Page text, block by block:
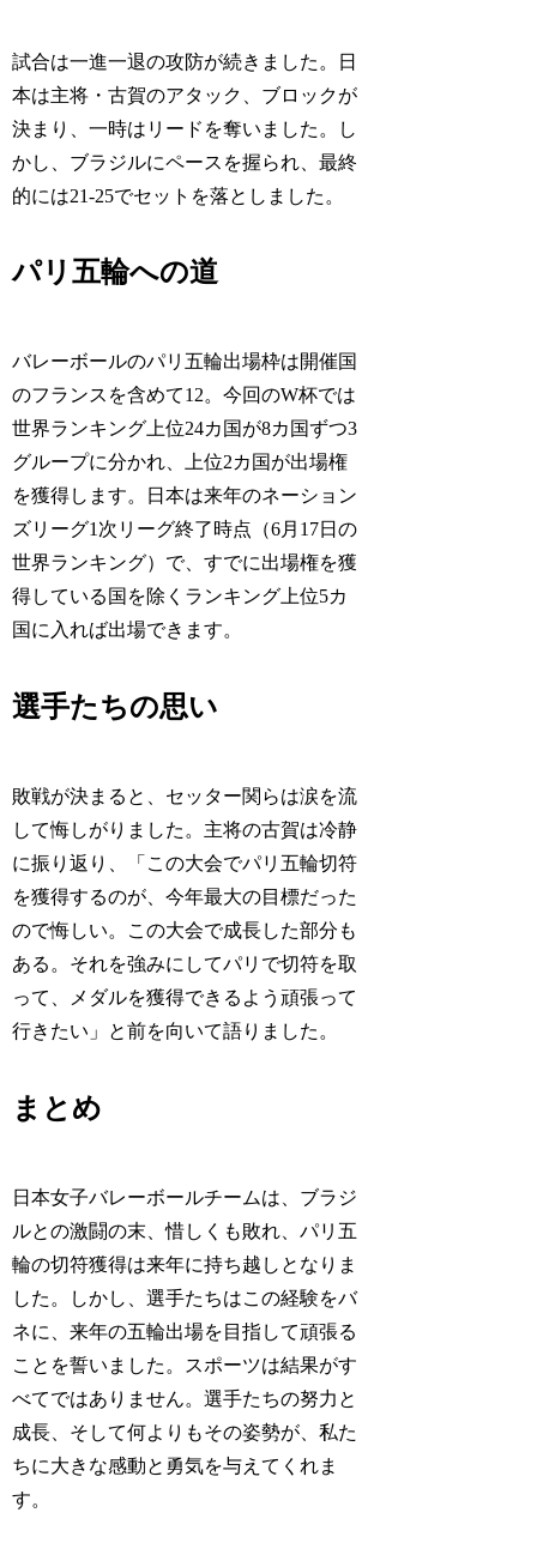
試合は一進一退の攻防が続きました。日
本は主将・古賀のアタック、ブロックが
決まり、一時はリードを奪いました。し
かし、ブラジルにペースを握られ、最終
的には21-25でセットを落としました。
パリ五輪への道
バレーボールのパリ五輪出場枠は開催国
のフランスを含めて12。今回のW杯では
世界ランキング上位24カ国が8カ国ずつ3
グループに分かれ、上位2カ国が出場権
を獲得します。日本は来年のネーション
ズリーグ1次リーグ終了時点（6月17日の
世界ランキング）で、すでに出場権を獲
得している国を除くランキング上位5カ
国に入れば出場できます。
選手たちの思い
敗戦が決まると、セッター関らは涙を流
して悔しがりました。主将の古賀は冷静
に振り返り、「この大会でパリ五輪切符
を獲得するのが、今年最大の目標だった
ので悔しい。この大会で成長した部分も
ある。それを強みにしてパリで切符を取
って、メダルを獲得できるよう頑張って
行きたい」と前を向いて語りました。
まとめ
日本女子バレーボールチームは、ブラジ
ルとの激闘の末、惜しくも敗れ、パリ五
輪の切符獲得は来年に持ち越しとなりま
した。しかし、選手たちはこの経験をバ
ネに、来年の五輪出場を目指して頑張る
ことを誓いました。スポーツは結果がす
べてではありません。選手たちの努力と
成長、そして何よりもその姿勢が、私た
ちに大きな感動と勇気を与えてくれま
す。